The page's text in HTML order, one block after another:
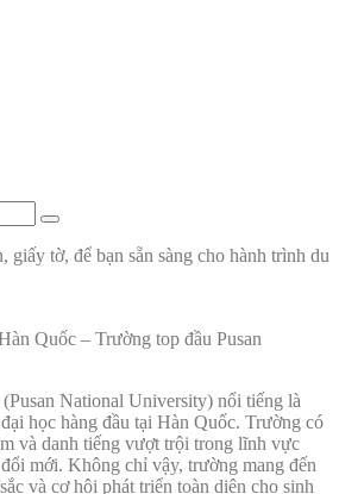
giấy tờ, để bạn sẵn sàng cho hành trình du
Quốc – Trường top đầu Pusan
National University) nổi tiếng là
học hàng đầu tại Hàn Quốc. Trường có
và danh tiếng vượt trội trong lĩnh vực
mới. Không chỉ vậy, trường mang đến
và cơ hội phát triển toàn diện cho sinh